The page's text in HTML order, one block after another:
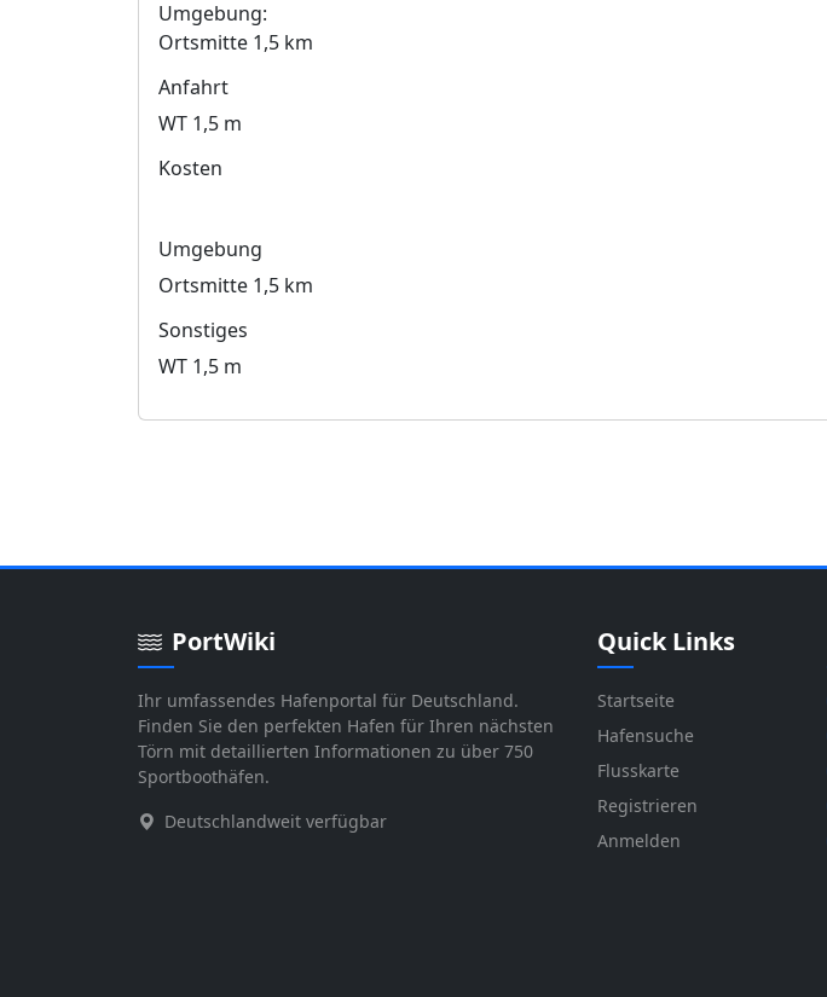
Umgebung:
Ortsmitte 1,5 km
Anfahrt
WT 1,5 m
Kosten
Umgebung
Ortsmitte 1,5 km
Sonstiges
WT 1,5 m
PortWiki
Ihr umfassendes Hafenportal für Deutschland.
Finden Sie den perfekten Hafen für Ihren nächsten
Törn mit detaillierten Informationen zu über 750
Sportboothäfen.
Deutschlandweit verfügbar
Quick Links
Startseite
Hafensuche
Flusskarte
Registrieren
Anmelden